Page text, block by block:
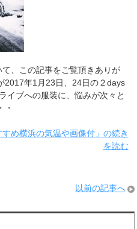
、この記事をご覧頂きありが
2017年1月23日、24日の２days
イブへの服装に、悩みが次々と
・
め横浜の気温や画像付」の続き
を読む
以前の記事へ